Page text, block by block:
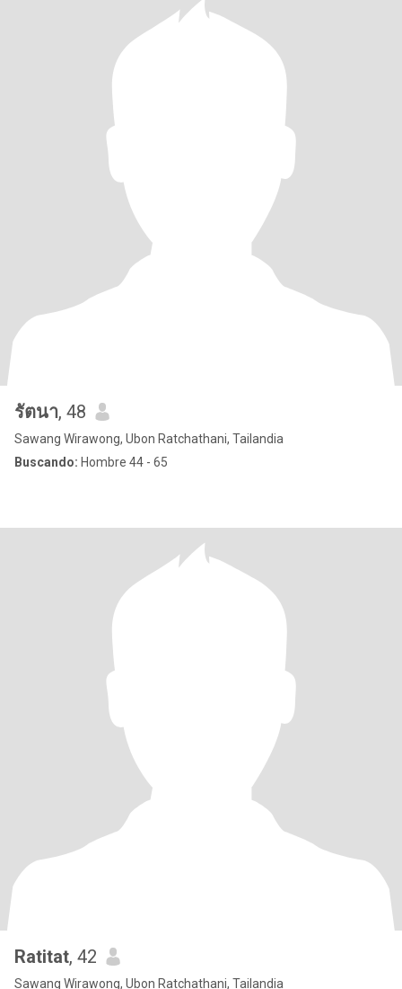
รัตนา, 48
Sawang Wirawong, Ubon Ratchathani, Tailandia
Buscando: Hombre 44 - 65
Ratitat, 42
Sawang Wirawong, Ubon Ratchathani, Tailandia